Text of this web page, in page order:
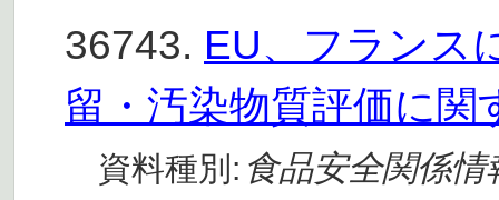
36743. EU、フランス
留・汚染物質評価に関
資料種別: 食品安全関係情